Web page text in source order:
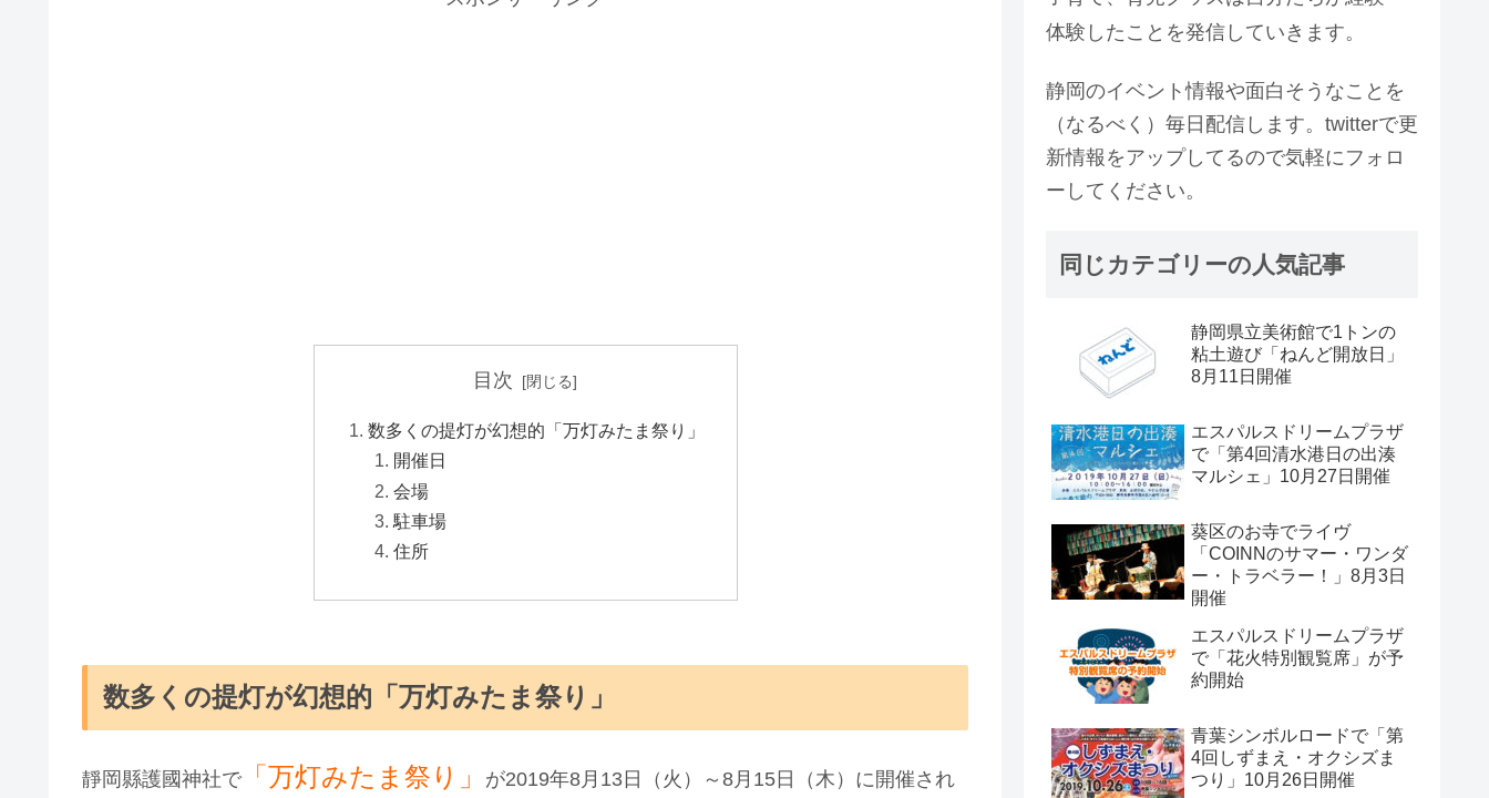
目次
数多くの提灯が幻想的「万灯みたま祭り」
開催日
会場
駐車場
住所
数多くの提灯が幻想的「万灯みたま祭り」
靜岡縣護國神社で「万灯みたま祭り」
が2019年8月13日（火）～8月15日（木）に開催され
体験したことを発信していきます。
静岡のイベント情報や面白そうなことを
（なるべく）毎日配信します。twitterで更
新情報をアップしてるので気軽にフォロ
ーしてください。
同じカテゴリーの人気記事
静岡県立美術館で1トンの
粘土遊び「ねんど開放日」
8月11日開催
エスパルスドリームプラザ
で「第4回清水港日の出湊
マルシェ」10月27日開催
葵区のお寺でライヴ
「COINNのサマー・ワンダ
ー・トラベラー！」8月3日
開催
エスパルスドリームプラザ
で「花火特別観覧席」が予
約開始
青葉シンボルロードで「第
4回しずまえ・オクシズま
つり」10月26日開催